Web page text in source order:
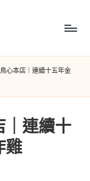
心本店｜連續十五年金
｜連續十
雞